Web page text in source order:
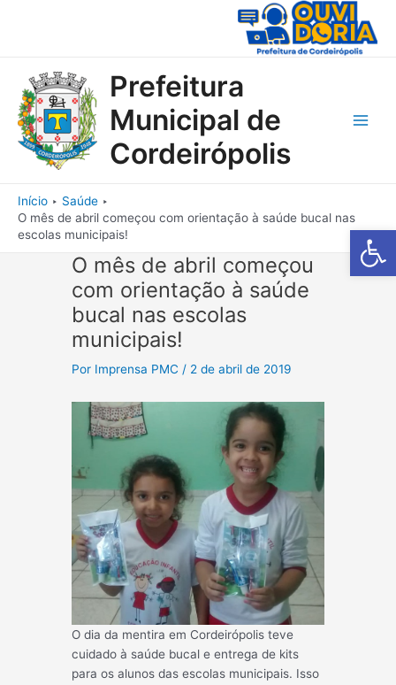
Barra de
Prefeitura
Municipal de
Cordeirópolis
Início
Saúde
O mês de abril começou com orientação à saúde bucal nas
escolas municipais!
O mês de abril começou
com orientação à saúde
bucal nas escolas
municipais!
Por Imprensa PMC / 2 de abril de 2019
O dia da mentira em Cordeirópolis teve
cuidado à saúde bucal e entrega de kits
para os alunos das escolas municipais. Isso